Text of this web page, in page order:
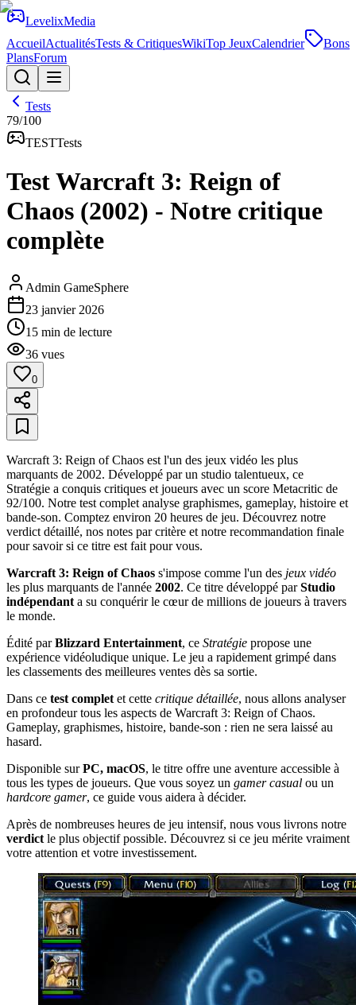
LevelixMedia
AccueilActualitésTests & CritiquesWikiTop JeuxCalendrier
Bons
PlansForum
Tests
79/100
TESTTests
Test Warcraft 3: Reign of
Chaos (2002) - Notre critique
complète
Admin GameSphere
23 janvier 2026
15 min de lecture
36 vues
0
Warcraft 3: Reign of Chaos est l'un des jeux vidéo les plus
marquants de 2002. Développé par un studio talentueux, ce
Stratégie a conquis critiques et joueurs avec un score Metacritic de
92/100. Notre test complet analyse graphismes, gameplay, histoire et
bande-son. Comptez environ 20 heures de jeu. Découvrez notre
verdict détaillé, nos notes par critère et notre recommandation finale
pour savoir si ce titre est fait pour vous.
Warcraft 3: Reign of Chaos s'impose comme l'un des jeux vidéo
les plus marquants de l'année 2002. Ce titre développé parStudio
indépendant a su conquérir le cœur de millions de joueurs à travers
le monde.
Édité parBlizzard Entertainment, ce Stratégie propose une
expérience vidéoludique unique. Le jeu a rapidement grimpé dans
les classements des meilleures ventes dès sa sortie.
Dans ce test complet et cette critique détaillée, nous allons analyser
en profondeur tous les aspects de Warcraft 3: Reign of Chaos.
Gameplay, graphismes, histoire, bande-son : rien ne sera laissé au
hasard.
Disponible surPC, macOS, le titre offre une aventure accessible à
tous les types de joueurs. Que vous soyez un gamer casual ou un
hardcore gamer, ce guide vous aidera à décider.
Après de nombreuses heures de jeu intensif, nous vous livrons notre
verdict le plus objectif possible. Découvrez si ce jeu mérite vraiment
votre attention et votre investissement.